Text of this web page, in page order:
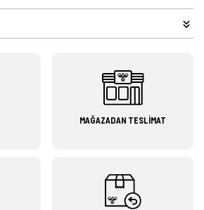
MAĞAZADAN TESLİMAT